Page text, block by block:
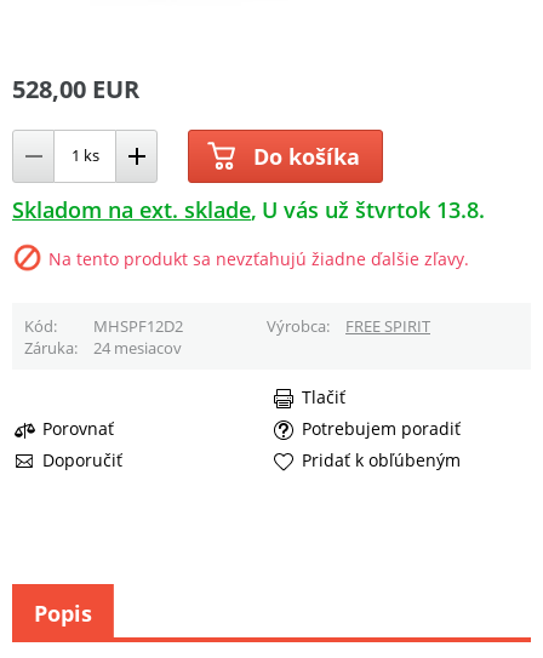
528,00 EUR
Do košíka
Skladom na ext. sklade U vás už štvrtok 13.8.
Na tento produkt sa nevzťahujú žiadne ďalšie zľavy.
Kód MHSPF12D2 Výrobca
FREE SPIRIT
Záruka
24 mesiacov
Porovnať
Potrebujem poradiť
Doporučiť
Tlačiť
Pridať k obľúbeným
Popis